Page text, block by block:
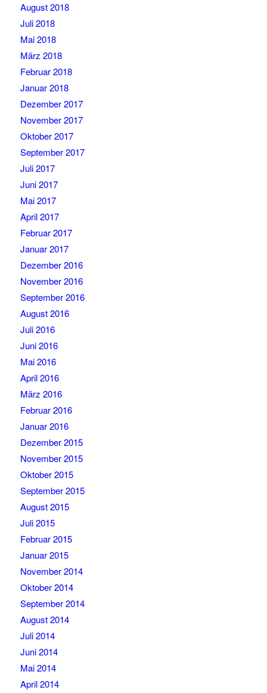
August 2018
Juli 2018
Mai 2018
März 2018
Februar 2018
Januar 2018
Dezember 2017
November 2017
Oktober 2017
September 2017
Juli 2017
Juni 2017
Mai 2017
April 2017
Februar 2017
Januar 2017
Dezember 2016
November 2016
September 2016
August 2016
Juli 2016
Juni 2016
Mai 2016
April 2016
März 2016
Februar 2016
Januar 2016
Dezember 2015
November 2015
Oktober 2015
September 2015
August 2015
Juli 2015
Februar 2015
Januar 2015
November 2014
Oktober 2014
September 2014
August 2014
Juli 2014
Juni 2014
Mai 2014
April 2014